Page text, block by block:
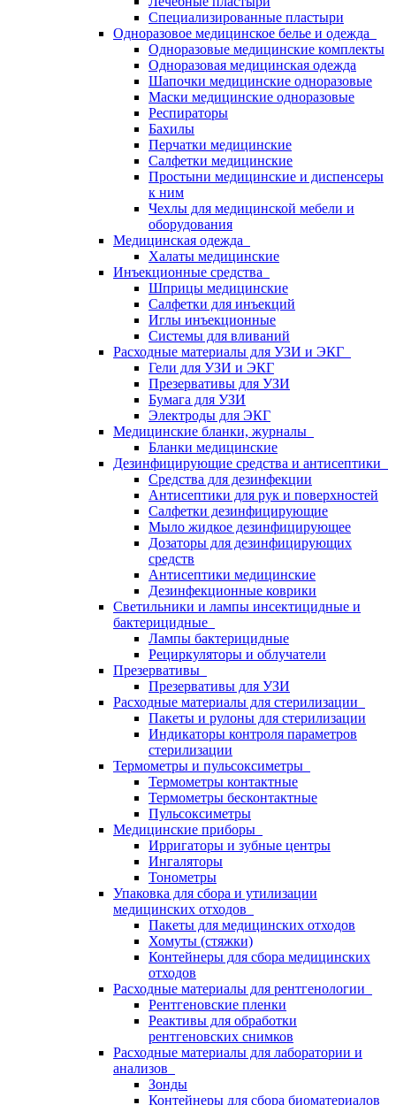
Специализированные пластыри
Одноразовое медицинское белье и одежда
Одноразовые медицинские комплекты
Одноразовая медицинская одежда
Шапочки медицинские одноразовые
Маски медицинские одноразовые
Респираторы
Бахилы
Перчатки медицинские
Салфетки медицинские
Простыни медицинские и диспенсеры
к ним
Чехлы для медицинской мебели и
оборудования
Медицинская одежда
Халаты медицинские
Инъекционные средства
Шприцы медицинские
Салфетки для инъекций
Иглы инъекционные
Системы для вливаний
Расходные материалы для УЗИ и ЭКГ
Гели для УЗИ и ЭКГ
Презервативы для УЗИ
Бумага для УЗИ
Электроды для ЭКГ
Медицинские бланки, журналы
Бланки медицинские
Дезинфицирующие средства и антисептики
Средства для дезинфекции
Антисептики для рук и поверхностей
Салфетки дезинфицирующие
Мыло жидкое дезинфицирующее
Дозаторы для дезинфицирующих
средств
Антисептики медицинские
Дезинфекционные коврики
Светильники и лампы инсектицидные и
бактерицидные
Лампы бактерицидные
Рециркуляторы и облучатели
Презервативы
Презервативы для УЗИ
Расходные материалы для стерилизации
Пакеты и рулоны для стерилизации
Индикаторы контроля параметров
стерилизации
Термометры и пульсоксиметры
Термометры контактные
Термометры бесконтактные
Пульсоксиметры
Медицинские приборы
Ирригаторы и зубные центры
Ингаляторы
Тонометры
Упаковка для сбора и утилизации
медицинских отходов
Пакеты для медицинских отходов
Хомуты (стяжки)
Контейнеры для сбора медицинских
отходов
Расходные материалы для рентгенологии
Рентгеновские пленки
Реактивы для обработки
рентгеновских снимков
Расходные материалы для лаборатории и
анализов
Зонды
Контейнеры для сбора биоматериалов